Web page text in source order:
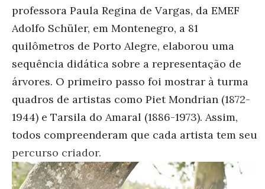
professora Paula Regina de Vargas, da EMEF
Adolfo Schüler, em Montenegro, a 81
quilômetros de Porto Alegre, elaborou uma
sequência didática sobre a representação de
árvores. O primeiro passo foi mostrar à turma
quadros de artistas como Piet Mondrian (1872-
1944) e Tarsila do Amaral (1886-1973). Assim,
todos compreenderam que cada artista tem seu
percurso criador.